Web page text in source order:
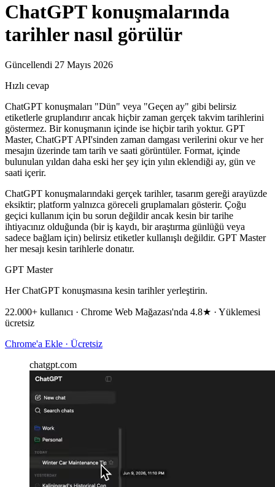
ChatGPT konuşmalarında
tarihler nasıl görülür
Güncellendi 27 Mayıs 2026
Hızlı cevap
ChatGPT konuşmaları "Dün" veya "Geçen ay" gibi belirsiz
etiketlerle gruplandırır ancak hiçbir zaman gerçek takvim tarihlerini
göstermez. Bir konuşmanın içinde ise hiçbir tarih yoktur. GPT
Master, ChatGPT API'sinden zaman damgası verilerini okur ve her
mesajın üzerinde tam tarih ve saati görüntüler. Format, içinde
bulunulan yıldan daha eski her şey için yılın eklendiği ay, gün ve
saati içerir.
ChatGPT konuşmalarındaki gerçek tarihler, tasarım gereği arayüzde
eksiktir; platform yalnızca göreceli gruplamaları gösterir. Çoğu
geçici kullanım için bu sorun değildir ancak kesin bir tarihe
ihtiyacınız olduğunda (bir iş kaydı, bir araştırma günlüğü veya
sadece bağlam için) belirsiz etiketler kullanışlı değildir. GPT Master
her mesajı kesin tarihlerle donatır.
GPT Master
Her ChatGPT konuşmasına kesin tarihler yerleştirin.
22.000+ kullanıcı · Chrome Web Mağazası'nda 4.8★ · Yüklemesi
ücretsiz
Chrome'a Ekle · Ücretsiz
chatgpt.com